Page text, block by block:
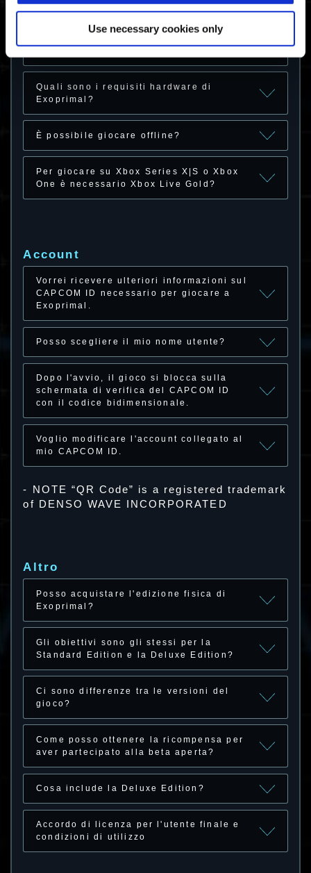
Use necessary cookies only
Hardware compatibili
Quali sono i requisiti hardware di
Exoprimal?
È possibile giocare offline?
Per giocare su Xbox Series X|S o Xbox
One è necessario Xbox Live Gold?
Account
Vorrei ricevere ulteriori informazioni sul
CAPCOM ID necessario per giocare a
Exoprimal.
Posso scegliere il mio nome utente?
Dopo l'avvio, il gioco si blocca sulla
schermata di verifica del CAPCOM ID
con il codice bidimensionale.
Voglio modificare l'account collegato al
mio CAPCOM ID.
- NOTE “QR Code” is a registered trademark
of DENSO WAVE INCORPORATED
Altro
Posso acquistare l'edizione fisica di
Exoprimal?
Gli obiettivi sono gli stessi per la
Standard Edition e la Deluxe Edition?
Ci sono differenze tra le versioni del
gioco?
Come posso ottenere la ricompensa per
aver partecipato alla beta aperta?
Cosa include la Deluxe Edition?
Accordo di licenza per l'utente finale e
condizioni di utilizzo